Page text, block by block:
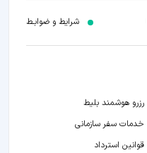
شرایط و ضوابـط
رزرو هوشمند بلیط
خدمات سفر سازمانی
قوانین استرداد